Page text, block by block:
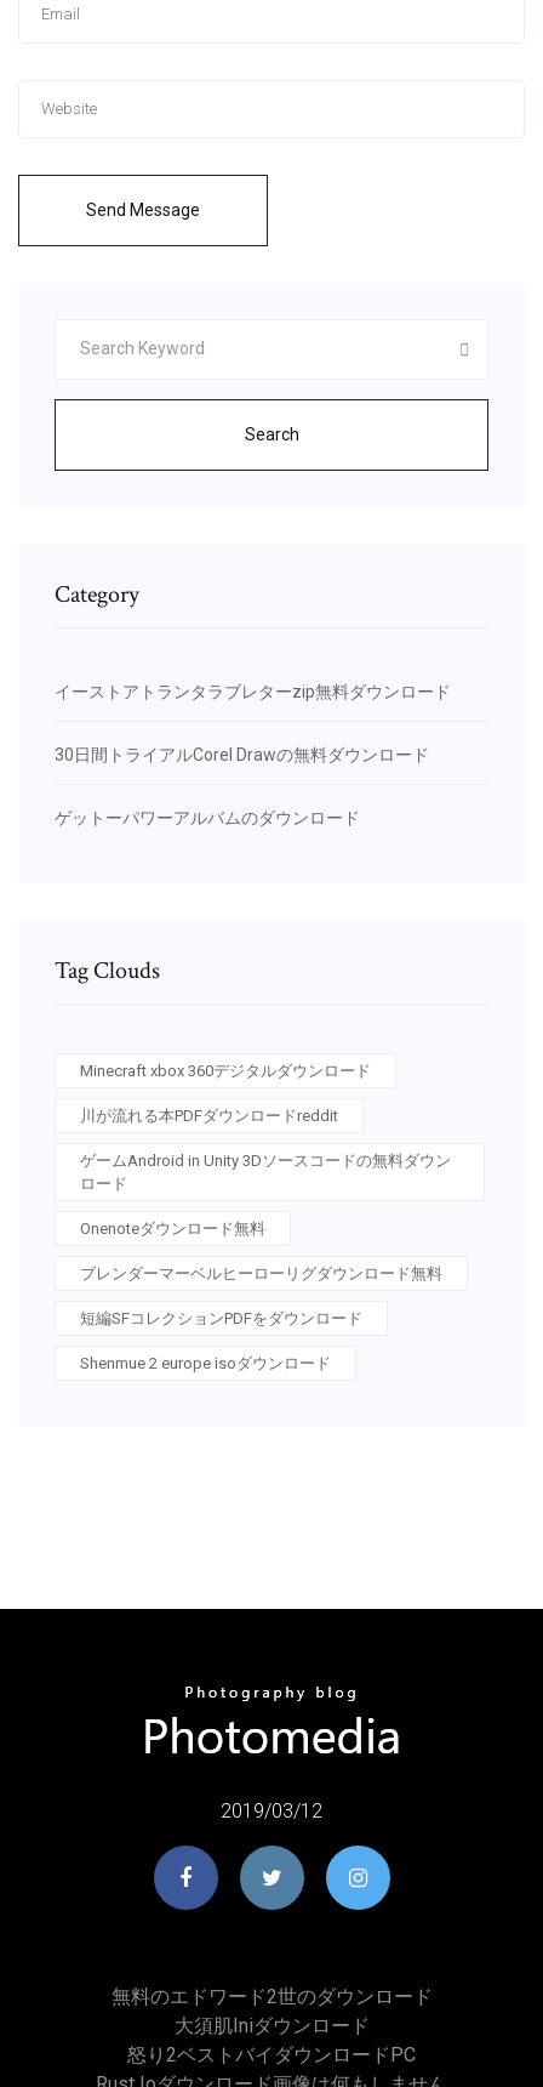
Send Message
Search
Category
イーストアトランタラブレターzip無料ダウンロード
30日間トライアルCorel Drawの無料ダウンロード
ゲットーパワーアルバムのダウンロード
Tag Clouds
Minecraft xbox 360デジタルダウンロード
川が流れる本PDFダウンロードreddit
ゲームAndroid in Unity 3Dソースコードの無料ダウン
ロード
Onenoteダウンロード無料
ブレンダーマーベルヒーローリグダウンロード無料
短編SFコレクションPDFをダウンロード
Shenmue 2 europe isoダウンロード
2019/03/12
無料のエドワード2世のダウンロード
大須肌iniダウンロード
怒り2ベストバイダウンロードPC